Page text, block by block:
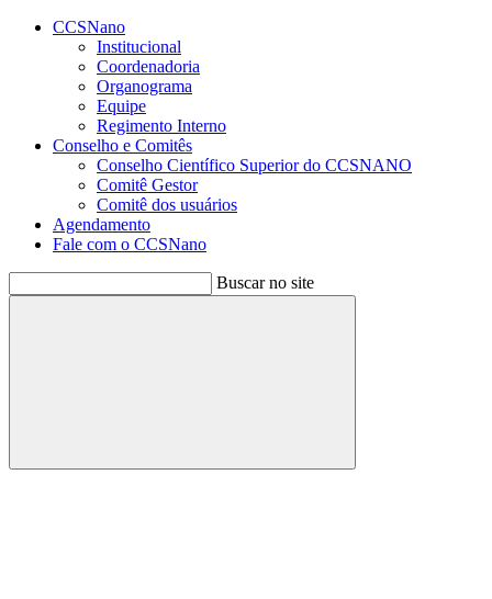
Conteúdo principal
CCSNano
Institucional
Coordenadoria
Organograma
Equipe
Regimento Interno
Conselho e Comitês
Conselho Científico Superior do CCSNANO
Comitê Gestor
Comitê dos usuários
Agendamento
Fale com o CCSNano
Buscar no site
Buscar